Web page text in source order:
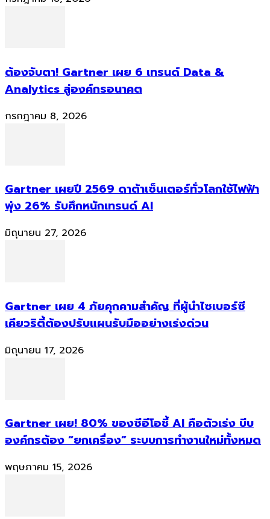
ต้องจับตา! Gartner เผย 6 เทรนด์ Data &
Analytics สู่องค์กรอนาคต
กรกฎาคม 8, 2026
Gartner เผยปี 2569 ดาต้าเซ็นเตอร์ทั่วโลกใช้ไฟฟ้า
พุ่ง 26% รับศึกหนักเทรนด์ AI
มิถุนายน 27, 2026
Gartner เผย 4 ภัยคุกคามสำคัญ ที่ผู้นำไซเบอร์ซี
เคียวริตี้ต้องปรับแผนรับมืออย่างเร่งด่วน
มิถุนายน 17, 2026
Gartner เผย! 80% ของซีอีโอชี้ AI คือตัวเร่ง บีบ
องค์กรต้อง “ยกเครื่อง” ระบบการทำงานใหม่ทั้งหมด
พฤษภาคม 15, 2026